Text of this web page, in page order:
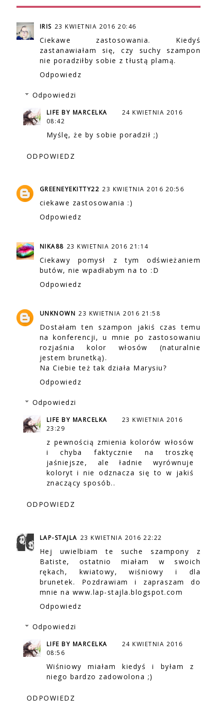
IRIS 23 KWIETNIA 2016 20:46
Ciekawe zastosowania. Kiedyś
zastanawiałam się, czy suchy szampon
nie poradziłby sobie z tłustą plamą.
Odpowiedz
Odpowiedzi
LIFE BY MARCELKA
24 KWIETNIA 2016
08:42
Myślę, że by sobie poradził ;)
ODPOWIEDZ
GREENEYEKITTY22 23 KWIETNIA 2016 20:56
ciekawe zastosowania :)
Odpowiedz
NIKA88 23 KWIETNIA 2016 21:14
Ciekawy pomysł z tym odświeżaniem
butów, nie wpadłabym na to :D
Odpowiedz
UNKNOWN 23 KWIETNIA 2016 21:58
Dostałam ten szampon jakiś czas temu
na konferencji, u mnie po zastosowaniu
rozjaśnia kolor włosów (naturalnie
jestem brunetką).
Na Ciebie też tak działa Marysiu?
Odpowiedz
Odpowiedzi
LIFE BY MARCELKA
23 KWIETNIA 2016
23:29
z pewnością zmienia kolorów włosów
i chyba faktycznie na troszkę
jaśniejsze, ale ładnie wyrównuje
koloryt i nie odznacza się to w jakiś
znaczący sposób..
ODPOWIEDZ
LAP-STAJLA 23 KWIETNIA 2016 22:22
Hej uwielbiam te suche szampony z
Batiste, ostatnio miałam w swoich
rękach, kwiatowy, wiśniowy i dla
brunetek. Pozdrawiam i zapraszam do
mnie na www.lap-stajla.blogspot.com
Odpowiedz
Odpowiedzi
LIFE BY MARCELKA
24 KWIETNIA 2016
08:56
Wiśniowy miałam kiedyś i byłam z
niego bardzo zadowolona ;)
ODPOWIEDZ